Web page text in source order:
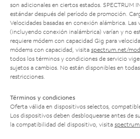
son adicionales en ciertos estados. SPECTRUM
estándar después del período de promoción.
Velocidades basadas en conexión alámbrica. Las
(incluyendo conexión inalámbrica) varían y no
requiere módem con capacidad Gig para
módems con capacidad, visita spectrum.net/
todos los términos y condiciones de servicio
sujetos a cambios. No están disponibles en
restricciones.
Términos y condiciones
Oferta válida en dispositivos selectos,
Los dispositivos deben desbloquearse antes de
la compatibilidad del dispositivo, visita